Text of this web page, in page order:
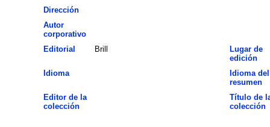
Dirección
Autor
corporativo
Editorial
Brill
Lugar de
edición
Idioma
Idioma del
resumen
Editor de la
colección
Título de
colección